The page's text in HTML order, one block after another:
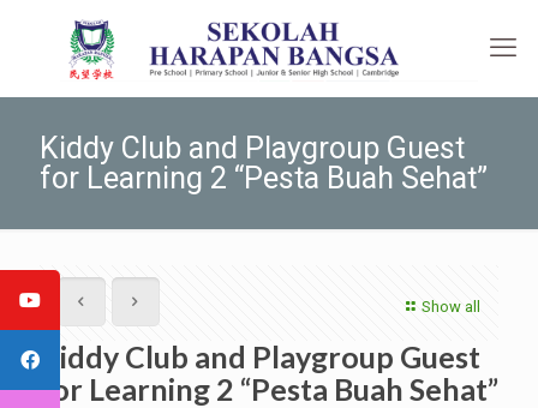
Kiddy Club and Playgroup Guest
for Learning 2 “Pesta Buah Sehat”
Show all
Kiddy Club and Playgroup Guest
for Learning 2 “Pesta Buah Sehat”